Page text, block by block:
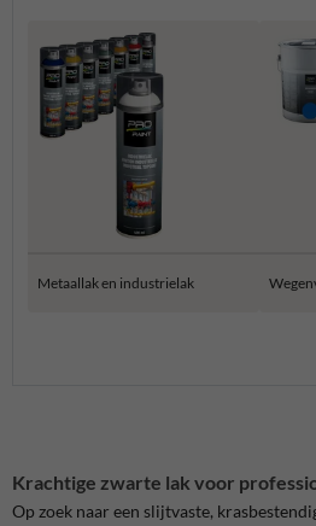
Metaallak en industrielak
Krachtige zwarte lak voor
Op zoek naar een slijtvaste,